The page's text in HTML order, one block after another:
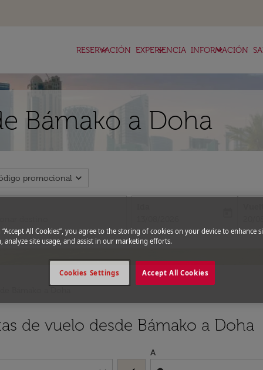
RESERVACIÓN
keyboard_arrow_down EXPERIENCIA
keyboard_arrow_down INFORMACIÓN
keyboard_arrow_down
Bámako a Doha
promocional expand_more
fc-
de vuelo desde Bámako a Doha
A
destino) o interactúe con fechas individuales a
“Accept All Cookies”, you agree to the storing of cookies on your device to enhance
analyze site usage, and assist in our marketing efforts.
Accept All Cookies
Cookies Settings